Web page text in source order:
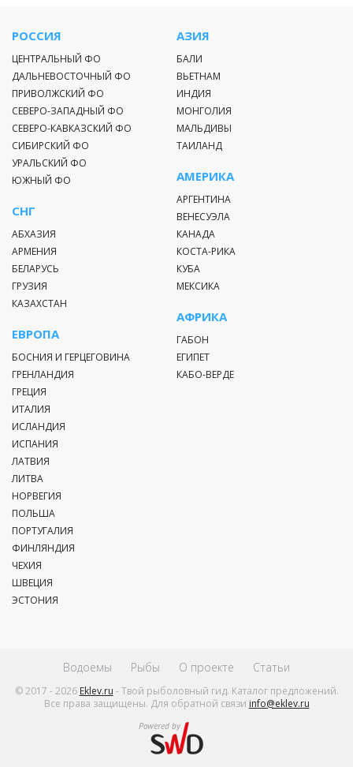
РОССИЯ
ЦЕНТРАЛЬНЫЙ ФО
ДАЛЬНЕВОСТОЧНЫЙ ФО
ПРИВОЛЖСКИЙ ФО
СЕВЕРО-ЗАПАДНЫЙ ФО
СЕВЕРО-КАВКАЗСКИЙ ФО
СИБИРСКИЙ ФО
УРАЛЬСКИЙ ФО
ЮЖНЫЙ ФО
СНГ
АБХАЗИЯ
АРМЕНИЯ
БЕЛАРУСЬ
ГРУЗИЯ
КАЗАХСТАН
ЕВРОПА
БОСНИЯ И ГЕРЦЕГОВИНА
ГРЕНЛАНДИЯ
ГРЕЦИЯ
ИТАЛИЯ
ИСЛАНДИЯ
ИСПАНИЯ
ЛАТВИЯ
ЛИТВА
НОРВЕГИЯ
ПОЛЬША
ПОРТУГАЛИЯ
ФИНЛЯНДИЯ
ЧЕХИЯ
ШВЕЦИЯ
ЭСТОНИЯ
АЗИЯ
БАЛИ
ВЬЕТНАМ
ИНДИЯ
МОНГОЛИЯ
МАЛЬДИВЫ
ТАИЛАНД
АМЕРИКА
АРГЕНТИНА
ВЕНЕСУЭЛА
КАНАДА
КОСТА-РИКА
КУБА
МЕКСИКА
АФРИКА
ГАБОН
ЕГИПЕТ
КАБО-ВЕРДЕ
© 2017 - 2026 Eklev.ru - Твой рыболовный гид. Каталог предложений.
Все права защищены. Для обратной связи info@eklev.ru
Водоемы Рыбы О проекте Статьи